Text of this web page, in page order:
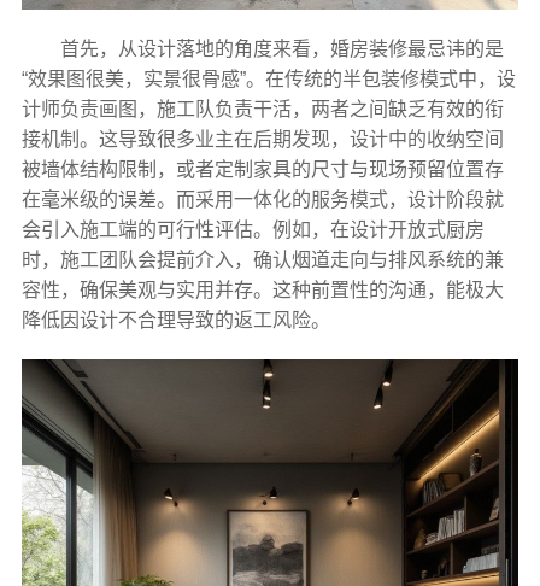
首先，从设计落地的角度来看，婚房装修最忌讳的是
“效果图很美，实景很骨感”。在传统的半包装修模式中，设
计师负责画图，施工队负责干活，两者之间缺乏有效的衔
接机制。这导致很多业主在后期发现，设计中的收纳空间
被墙体结构限制，或者定制家具的尺寸与现场预留位置存
在毫米级的误差。而采用一体化的服务模式，设计阶段就
会引入施工端的可行性评估。例如，在设计开放式厨房
时，施工团队会提前介入，确认烟道走向与排风系统的兼
容性，确保美观与实用并存。这种前置性的沟通，能极大
降低因设计不合理导致的返工风险。